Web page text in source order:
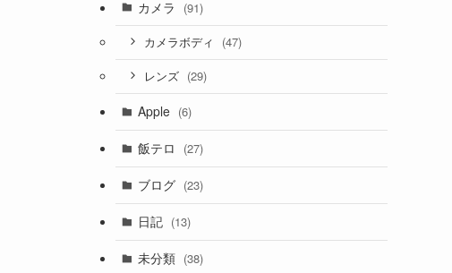
カメラ (91)
カメラボディ (47)
レンズ (29)
Apple (6)
飯テロ (27)
ブログ (23)
日記 (13)
未分類 (38)